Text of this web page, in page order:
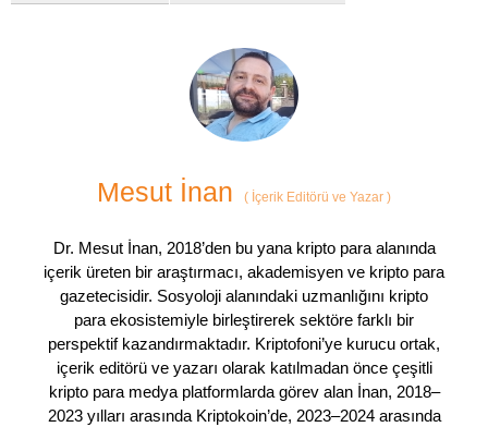
Mesut İnan ( İçerik Editörü ve Yazar )
Dr. Mesut İnan, 2018’den bu yana kripto para alanında
içerik üreten bir araştırmacı, akademisyen ve kripto para
gazetecisidir. Sosyoloji alanındaki uzmanlığını kripto
para ekosistemiyle birleştirerek sektöre farklı bir
perspektif kazandırmaktadır. Kriptofoni’ye kurucu ortak,
içerik editörü ve yazarı olarak katılmadan önce çeşitli
kripto para medya platformlarda görev alan İnan, 2018–
2023 yılları arasında Kriptokoin’de, 2023–2024 arasında